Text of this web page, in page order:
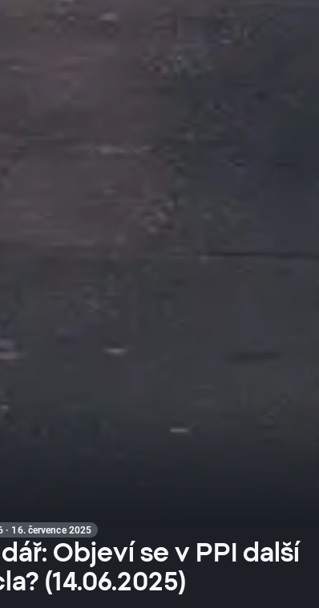
· 16. července 2025
Objeví se v PPI další
(14.06.2025)